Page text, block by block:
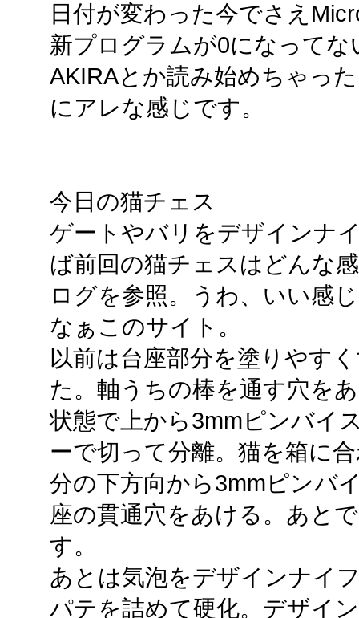
日付が変わった今でさえ
新プログラムが0になって
AKIRAとか読み始めちゃっ
にアレな感じです。
今日の猫チェス
ゲートやバリをデザインナ
ば前回の猫チェスはどんな
ログを参照。うわ、いい感
なぁこのサイト。
以前は台座部分を塗りやす
た。軸うちの棒を通す穴を
状態で上から3mmピンバイ
ーで切って分離。猫を箱に
分の下方向から3mmピンバ
座の貫通穴をあける。あと
す。
あとは気泡をデザインナイ
パテを詰めて硬化。デザイ